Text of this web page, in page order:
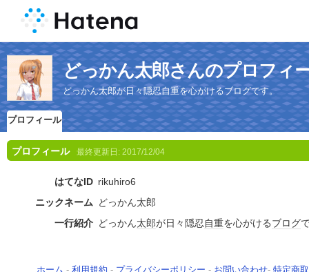
どっかん太郎さんのプロフィ
どっかん太郎が日々隠忍自重を心がけるブログです。
プロフィール
プロフィール 最終更新日: 2017/12/04
はてなID rikuhiro6
ニックネーム どっかん太郎
一行紹介 どっかん太郎が日々隠忍自重を心がけるブログ
ホーム - 利用規約 - プライバシーポリシー - お問い合わせ- 特定商